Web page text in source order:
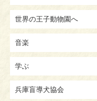
世界の王子動物園へ
音楽
学ぶ
兵庫盲導犬協会